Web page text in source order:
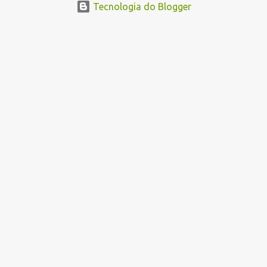
Tecnologia do Blogger